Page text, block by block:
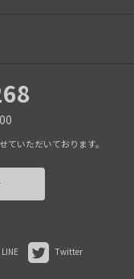
いただいております。
LINE Twitter